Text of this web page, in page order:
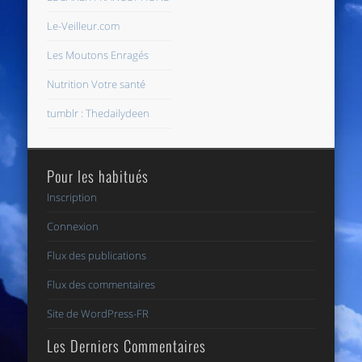
Le-Veilleur.com
Les Moutons Enragés
Nutrition Votre santé
tumblr : Thedailydeen
Pour les habitués
Inscription
Connexion
Flux des publications
Flux des commentaires
Site de WordPress-FR
Les Derniers Commentaires